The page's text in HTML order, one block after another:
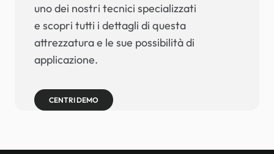
uno dei nostri tecnici specializzati
e scopri tutti i dettagli di questa
attrezzatura e le sue possibilità di
applicazione.
CENTRI DEMO